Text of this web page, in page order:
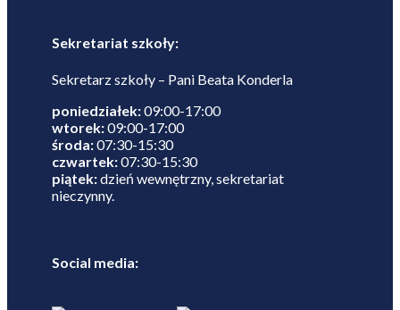
Sekretariat szkoły:
Sekretarz szkoły – Pani Beata Konderla
poniedziałek:09:00-17:00
wtorek:09:00-17:00
środa:07:30-15:30
czwartek:07:30-15:30
piątek:dzień wewnętrzny, sekretariat
nieczynny.
Social media: